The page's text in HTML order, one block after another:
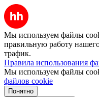
Мы используем файлы
правильную работу
трафик.
Правила использования
Мы используем файлы
файлов cookie
Понятно